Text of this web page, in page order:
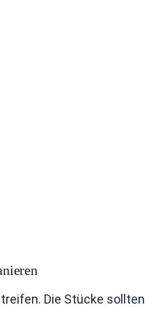
Die Stücke sollten